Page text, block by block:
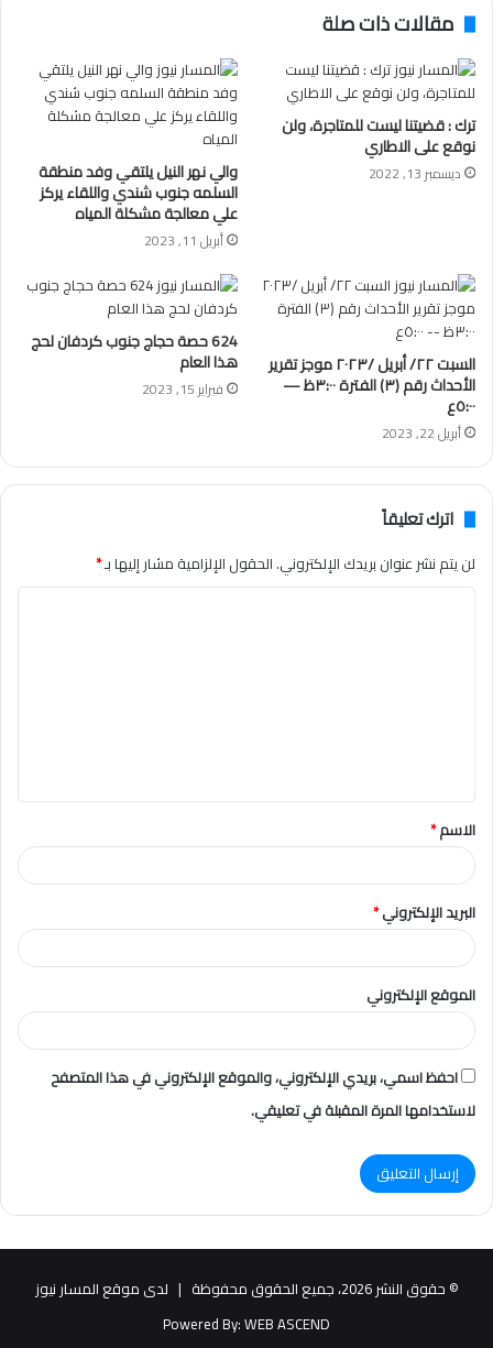
مقالات ذات صلة
ترك : قضيتنا ليست للمتاجرة، ولن
نوقع على الاطاري
ديسمبر 13, 2022 والي نهر النيل يلتقي وفد منطقة
السلمه جنوب شندي واللقاء يركز
علي معالجة مشكلة المياه
أبريل 11, 2023
السبت ٢٢/ أبريل /٢٠٢٣ موجز تقرير
الأحداث رقم (٣) الفترة ٣:٠٠ظ —
٥:٠٠ع
أبريل 22, 2023
624 حصة حجاج جنوب كردفان لحج
هذا العام
فبراير 15, 2023
اترك تعليقاً
لن يتم نشر عنوان بريدك الإلكتروني.الحقول الإلزامية مشار إليها بـ*
ق
*
الاسم*
البريد الإلكتروني*
الموقع الإلكتروني
احفظ اسمي، بريدي الإلكتروني، والموقع الإلكتروني في هذا المتصفح
لاستخدامها المرة المقبلة في تعليقي.
© حقوق النشر 2026، جميع الحقوق محفوظة |
لدى موقع المسار نيوز
Powered By:WEB ASCEND